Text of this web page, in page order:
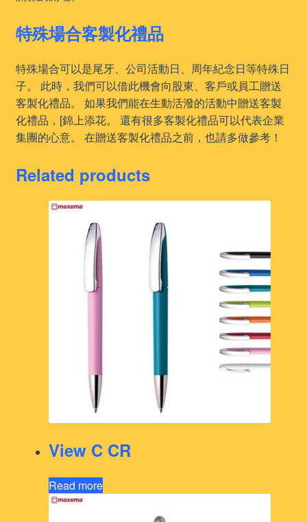
特殊場合客製化禮品
特殊場合可以是尾牙、公司活動日、周年紀念日等特殊日
子。 此時，我們可以借此機會向股東、客戶或員工贈送
客製化禮品。 如果我們能在生動活潑的活動中贈送客製
化禮品，[錦上添花。 還有很多客製化禮品可以代表企業
集團的心意。 在贈送客製化禮品之前，也請多做參考！
Related products
View C CR
Read more